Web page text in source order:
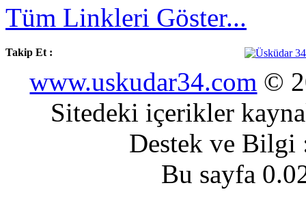
Tüm Linkleri Göster...
Takip Et :
www.uskudar34.com ©
Sitedeki içerikler
Destek ve
Bu sayfa